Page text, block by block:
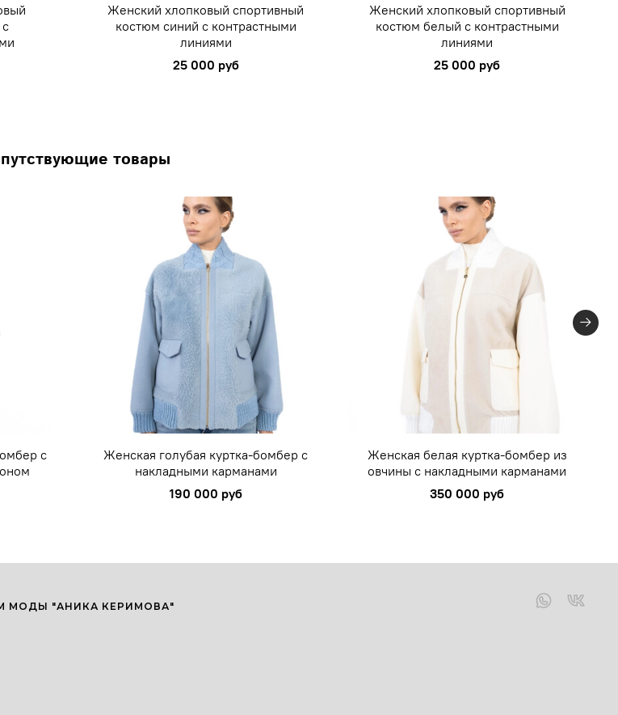
Женский хлопковый спортивный
костюм синий с контрастными
линиями
25 000 руб
Женский хлопковый спортивный
костюм белый с контрастными
линиями
25 000 руб
товары
с
Женская голубая куртка-бомбер с
накладными карманами
190 000 руб
Женская белая куртка-бомбер из
овчины с накладными карманами
350 000 руб
МОДЫ "АНИКА КЕРИМОВА"